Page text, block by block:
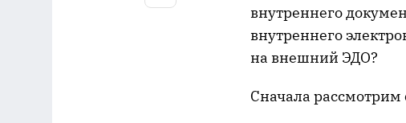
внутреннего
внутреннего
на внешний ЭДО?
Сначала